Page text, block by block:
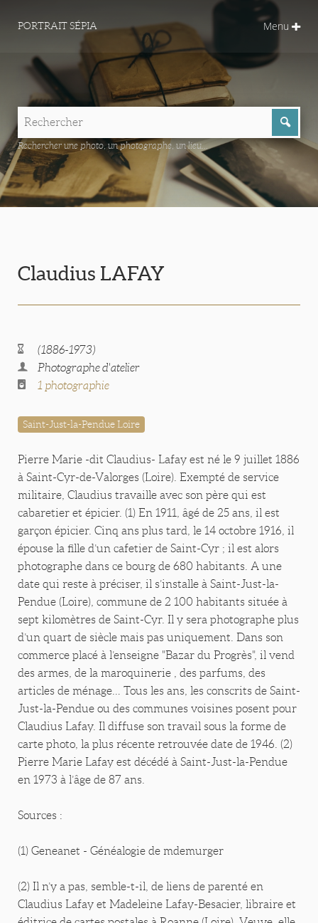
PORTRAIT SÉPIA Menu
Rechercher une photo, un photographe, un lieu...
Claudius LAFAY
(1886-1973)
Photographe d'atelier
1 photographie
Saint-Just-la-Pendue Loire
Pierre Marie -dit Claudius- Lafay est né le 9 juillet 1886
à Saint-Cyr-de-Valorges (Loire). Exempté de service
militaire, Claudius travaille avec son père qui est
cabaretier et épicier. (1) En 1911, âgé de 25 ans, il est
garçon épicier. Cinq ans plus tard, le 14 octobre 1916, il
épouse la fille d’un cafetier de Saint-Cyr ; il est alors
photographe dans ce bourg de 680 habitants. A une
date qui reste à préciser, il s’installe à Saint-Just-la-
Pendue (Loire), commune de 2 100 habitants située à
sept kilomètres de Saint-Cyr. Il y sera photographe plus
d’un quart de siècle mais pas uniquement. Dans son
commerce placé à l’enseigne "Bazar du Progrès", il vend
des armes, de la maroquinerie , des parfums, des
articles de ménage… Tous les ans, les conscrits de Saint-
Just-la-Pendue ou des communes voisines posent pour
Claudius Lafay. Il diffuse son travail sous la forme de
carte photo, la plus récente retrouvée date de 1946. (2)
Pierre Marie Lafay est décédé à Saint-Just-la-Pendue
en 1973 à l’âge de 87 ans.
Sources :
(1) Geneanet - Généalogie de mdemurger
(2) Il n’y a pas, semble-t-il, de liens de parenté en
Claudius Lafay et Madeleine Lafay-Besacier, libraire et